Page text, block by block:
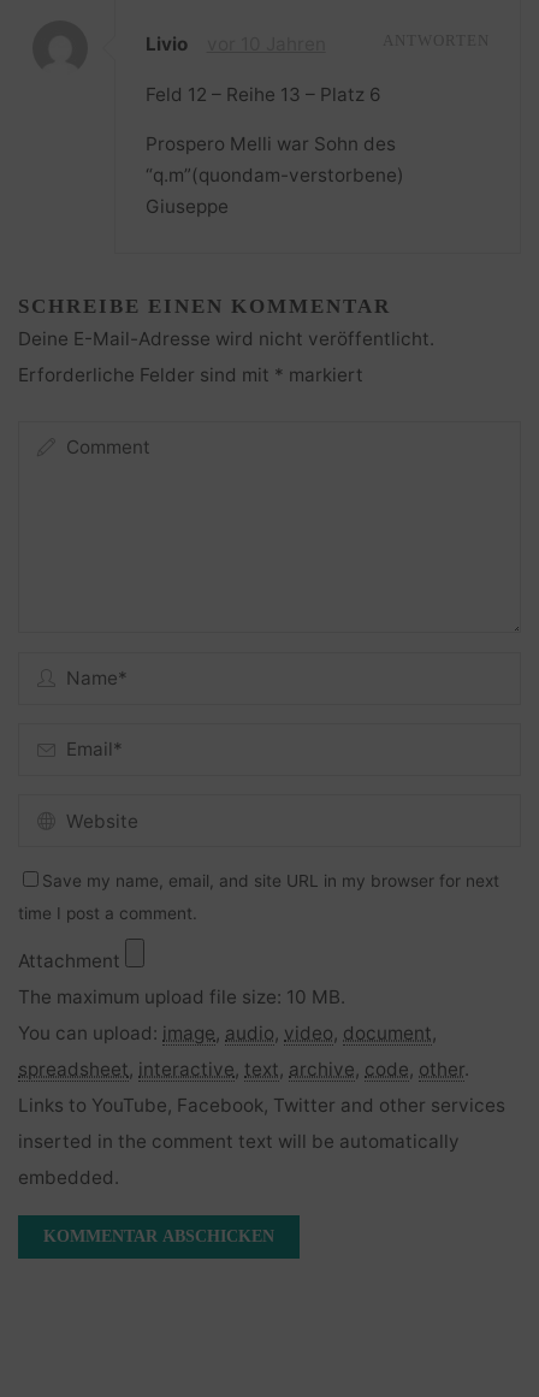
Livio
Feld 12 – Reihe 13 – Platz 6
Prospero Melli war Sohn des
“q.m”(quondam-verstorbene)
Giuseppe
SCHREIBE EINEN KOMMENTAR
Deine E-Mail-Adresse wird nicht veröffentlicht.
Erforderliche Felder sind mit * markiert
Save my name, email, and site URL in my browser for next
time I post a comment.
Attachment
The maximum upload file size: 10 MB.
You can upload: image, audio, video, document,
spreadsheet, interactive, text, archive, code, other.
Links to YouTube, Facebook, Twitter and other services
inserted in the comment text will be automatically
embedded.